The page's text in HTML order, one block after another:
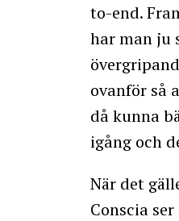
to-end.
har man ju
ovanför så
då kunna
igång och
När det
Conscia